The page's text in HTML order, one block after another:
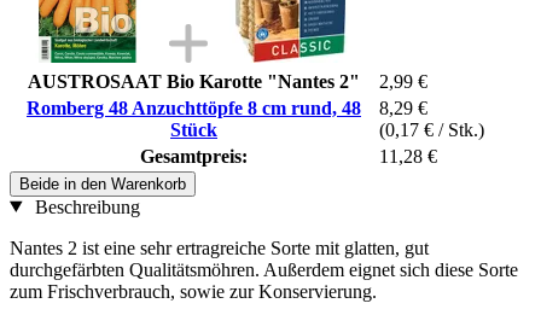
AUSTROSAAT Bio Karotte "Nantes 2"
2,99 €
Romberg 48 Anzuchttöpfe 8 cm rund, 48
Stück
8,29 €
(0,17 € / Stk.)
Gesamtpreis:
11,28 €
Beide in den Warenkorb
Beschreibung
Nantes 2 ist eine sehr ertragreiche Sorte mit glatten, gut
durchgefärbten Qualitätsmöhren. Außerdem eignet sich diese Sorte
zum Frischverbrauch, sowie zur Konservierung.